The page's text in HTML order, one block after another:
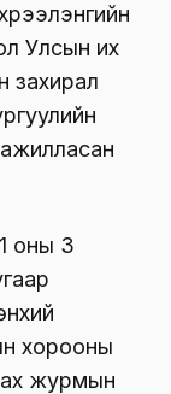
Улсын их
захирал
оны 3
хорооны
журмын